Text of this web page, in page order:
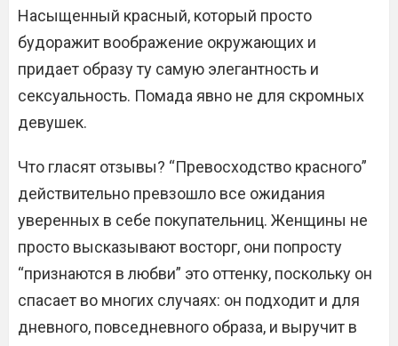
Насыщенный красный, который просто
будоражит воображение окружающих и
придает образу ту самую элегантность и
сексуальность. Помада явно не для скромных
девушек.
Что гласят отзывы? “Превосходство красного”
действительно превзошло все ожидания
уверенных в себе покупательниц. Женщины не
просто высказывают восторг, они попросту
“признаются в любви” это оттенку, поскольку он
спасает во многих случаях: он подходит и для
дневного, повседневного образа, и выручит в